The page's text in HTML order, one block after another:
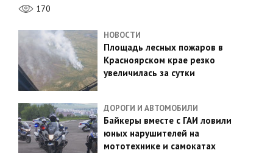
170
НОВОСТИ
Площадь лесных пожаров в
Красноярском крае резко
увеличилась за сутки
ДОРОГИ И АВТОМОБИЛИ
Байкеры вместе с ГАИ ловили
юных нарушителей на
мототехнике и самокатах